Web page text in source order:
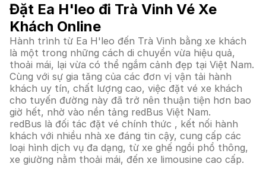
Đặt Ea H'leo đi Trà Vinh Vé Xe
Khách Online
Hành trình từ Ea H'leo đến Trà Vinh bằng xe khách
là một trong những cách di chuyển vừa hiệu quả,
thoải mái, lại vừa có thể ngắm cảnh đẹp tại Việt Nam.
Cùng với sự gia tăng của các đơn vị vận tải hành
khách uy tín, chất lượng cao, việc đặt vé xe khách
cho tuyến đường này đã trở nên thuận tiện hơn bao
giờ hết, nhờ vào nền tảng redBus Việt Nam.
redBus là đối tác đặt vé chính thức , kết nối hành
khách với nhiều nhà xe đáng tin cậy, cung cấp các
loại hình dịch vụ đa dạng, từ xe ghế ngồi phổ thông,
xe giường nằm thoải mái, đến xe limousine cao cấp.